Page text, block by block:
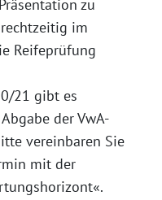
zu
im
Reifeprüfung
21 gibt es
der VwA-
vereinbaren Sie
mit der